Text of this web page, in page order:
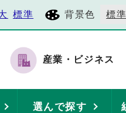
標準 背景色 標準
産業・ビジネス
選んで探す